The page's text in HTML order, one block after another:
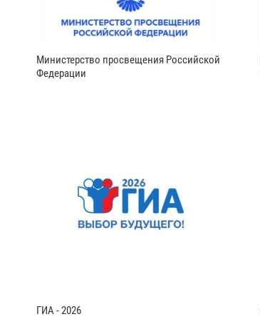
Министерство просвещения Российской
Федерации
ГИА - 2026